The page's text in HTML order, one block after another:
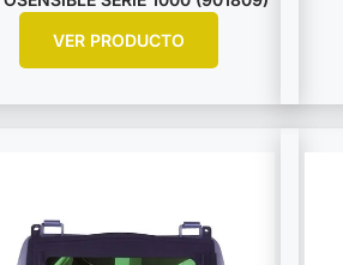
VER PRODUCTO